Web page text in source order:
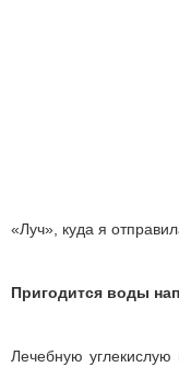
«Луч», куда я
Пригодится воды
Лечебную